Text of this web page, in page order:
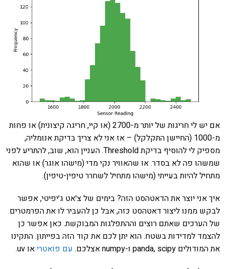
אם יש לי חריגות של יותר מ-2700 (או קיי, חריגה קיצונית) או פחות
מ-1000 (החיישן התקלקל) – אז אני לא צריך בדיקת אנומליה,
מספיק לי להוסיף בדיקת Threshold. העניין הוא, שוב, להתריע לפני
שמשהו פה לא בסדר. או שהאוויר נקי מדי (מישהו אוגר) או שהוא
מתחיל להיות בעייתי (מישהו מתחיל לשחרר טיפין-טיפין).
איך אני יוצר את הדאטהסט הזה? בימים של צ׳אט ג׳יפיטי, אפשר
לבקש ממנו ליצור דאטהסט כזה, אבל כן להעביר לו את הפרמטרים
של הערכים שאתם רוצים וההתפלגות המבוקשת. כאן אפשר כן
להצמד למדידות בשטח. הוא יתן לכם את קוד הזה בפייתון. התקינו
את המודולים panda, scipy ו-numpy אצלכם.
עם פואטריאו uv.